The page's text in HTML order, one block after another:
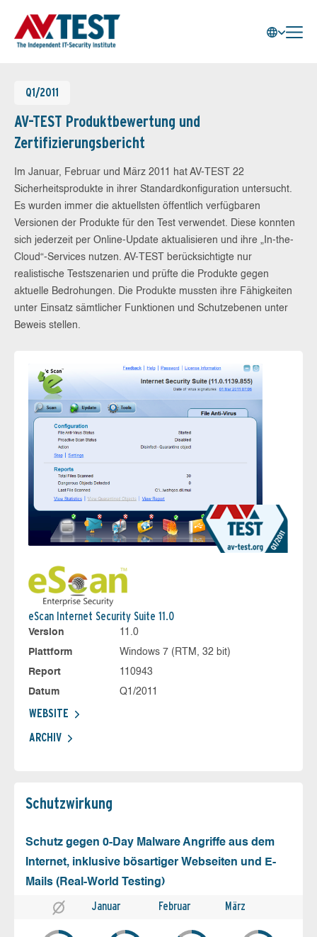
Q1/2011
AV-TEST Produktbewertung und
Zertifizierungsbericht
Im Januar, Februar und März 2011 hat AV-TEST 22
Sicherheitsprodukte in ihrer Standardkonfiguration untersucht.
Es wurden immer die aktuellsten öffentlich verfügbaren
Versionen der Produkte für den Test verwendet. Diese konnten
sich jederzeit per Online-Update aktualisieren und ihre „In-the-
Cloud“-Services nutzen. AV-TEST berücksichtigte nur
realistische Testszenarien und prüfte die Produkte gegen
aktuelle Bedrohungen. Die Produkte mussten ihre Fähigkeiten
unter Einsatz sämtlicher Funktionen und Schutzebenen unter
Beweis stellen.
eScan Internet Security Suite 11.0
Version
11.0
Plattform
Windows 7 (RTM, 32 bit)
Report
110943
Datum
Q1/2011
WEBSITE
ARCHIV
Schutz­wirkung
Schutz gegen 0-Day Malware Angriffe aus dem
Internet, inklusive bösartiger Webseiten und E-
Mails (Real-World Testing)
Januar Februar März